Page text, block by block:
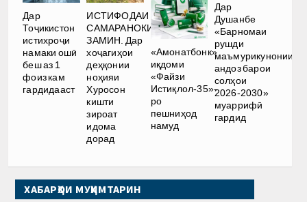
Дар
Тоҷикистон
истихроҷи
намаки ошӣ
беш аз 1
фоиз кам
гардидааст
ИСТИФОДАИ
САМАРАНОКИ
ЗАМИН. Дар
хоҷагиҳои
деҳқонии
ноҳияи
Хуросон
кишти
зироат
идома
дорад
«Амонатбонк»
иқдоми
«Файзи
Истиқлол-35»-
ро
пешниҳод
намуд
Дар
Душанбе
«Барномаи
рушди
маъмурикунонии
андоз барои
солҳои
2026-2030»
муаррифӣ
гардид
ХАБАРҲОИ МУҲИМТАРИН